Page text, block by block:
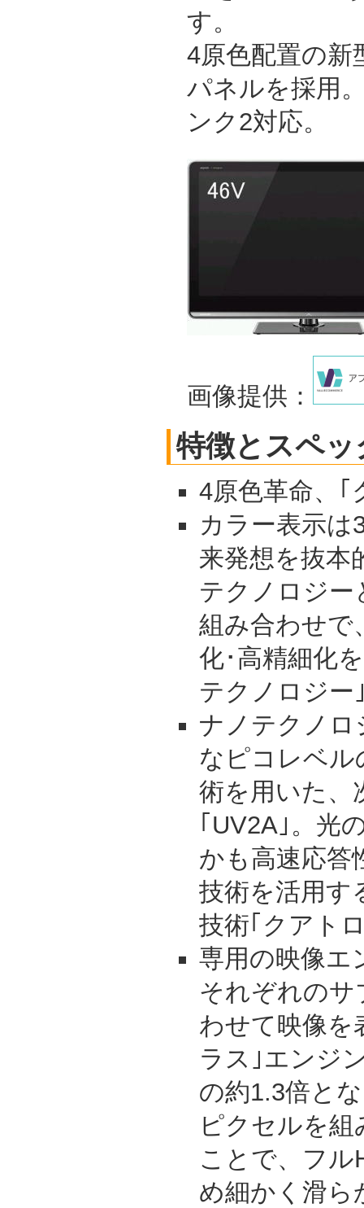
す。
4原色配置の新
パネルを採用
ンク2対応。
画像提供：
特徴とスペッ
4原色革命、｢
カラー表示は
来発想を抜本
テクノロジー
組み合わせで
化･高精細化
テクノロジー
ナノテクノロ
なピコレベル
術を用いた、
｢UV2A｣。光
かも高速応答
技術を活用す
技術｢クアト
専用の映像エ
それぞれの
わせて映像を
ラス｣エンジ
の約1.3倍と
ピクセルを
ことで、フル
め細かく滑ら